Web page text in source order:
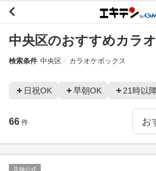
中央区のおすすめカラ
検索条件 中央区 カラオケボックス
日祝OK 早朝OK 21時以
66 件
店舗公式